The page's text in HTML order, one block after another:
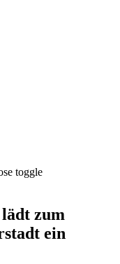
toggle
zum
ein